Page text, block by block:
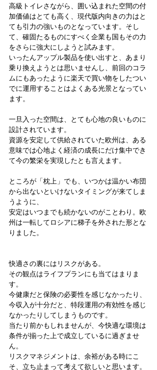
高級トイレさながら、囲い込まれた空間の付
加価値はとても高く、現代版内向きの力はと
ても引力の強いものとなっています。そし
て、確固たるものにすべく企業も国もその力
をさらに強大にしようと試みます。
いったんアップル製品を使い出すと、あまり
乗り換えようとは思いませんし、前回のコラ
ムにもあったように楽天で買い物をしたつい
でに運用することはよくある光景となってい
ます。
一旦入った空間は、とても心地の良いものに
設計されています。
資源を安定して供給されていた欧州は、ある
意味では心地よく経済の成長にだけ集中でき
て今の繁栄を実現したとも言えます。
ところが「枕上」でも、いつかは温かい布団
から出ないといけないタイミングが来てしま
うように、
安定はいつまでも続かないのがことわり。欧
州は一転してロシアに梯子を外された形とな
りました。
快適さの裏にはリスクがある。
その観点はライフプランにも当てはまりま
す。
今健康だと保険の必要性を感じなかったり、
今収入が十分だと、特段運用の有効性を感じ
なかったりしてしまうものです。
当たり前かもしれませんが、今快適な環境は
条件が揃った上で成立しているに過ぎませ
ん。
リスクマネジメントは、余裕がある時にこ
そ、立ち止まって考えて欲しいと思います。